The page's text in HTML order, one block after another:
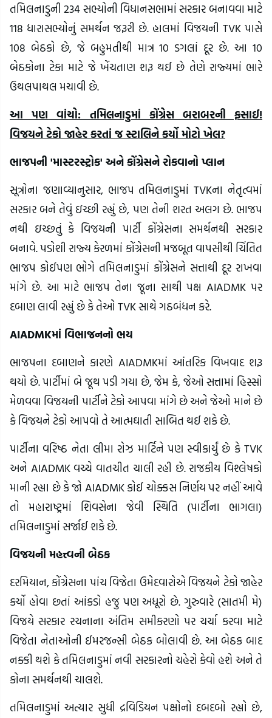
તમિલનાડુની 234 સભ્યોની વિધાનસભામાં સરકાર બનાવવા માટે
118 ધારાસભ્યોનું સમર્થન જરૂરી છે. હાલમાં વિજયની TVK પાસે
108 બેઠકો છે, જે બહુમતીથી માત્ર 10 ડગલાં દૂર છે. આ 10
બેઠકોના ટેકા માટે જે ખેંચતાણ શરૂ થઈ છે તેણે રાજ્યમાં ભારે
ઉથલપાથલ મચાવી છે.
આ પણ વાંચો: તમિલનાડુમાં કોંગ્રેસ બરાબરની ફસાઈ!
વિજયને ટેકો જાહેર કરતાં જ સ્ટાલિને કર્યો મોટો ખેલ?
ભાજપની 'માસ્ટરસ્ટ્રોક' અને કોંગ્રેસને રોકવાનો પ્લાન
સૂત્રોના જણાવ્યાનુસાર, ભાજપ તમિલનાડુમાં TVKના નેતૃત્વમાં
સરકાર બને તેવું ઇચ્છી રહ્યું છે, પણ તેની શરત અલગ છે. ભાજપ
નથી ઇચ્છતું કે વિજયની પાર્ટી કોંગ્રેસના સમર્થનથી સરકાર
બનાવે. પડોશી રાજ્ય કેરળમાં કોંગ્રેસની મજબૂત વાપસીથી ચિંતિત
ભાજપ કોઈપણ ભોગે તમિલનાડુમાં કોંગ્રેસને સત્તાથી દૂર રાખવા
માંગે છે. આ માટે ભાજપ તેના જૂના સાથી પક્ષ AIADMK પર
દબાણ લાવી રહ્યું છે કે તેઓ TVK સાથે ગઠબંધન કરે.
AIADMKમાં વિભાજનનો ભય
ભાજપના દબાણને કારણે AIADMKમાં આંતરિક વિખવાદ શરૂ
થયો છે. પાર્ટીમાં બે જૂથ પડી ગયા છે, જેમ કે, જેઓ સત્તામાં હિસ્સો
મેળવવા વિજયની પાર્ટીને ટેકો આપવા માંગે છે અને જેઓ માને છે
કે વિજયને ટેકો આપવો તે આત્મઘાતી સાબિત થઈ શકે છે.
પાર્ટીના વરિષ્ઠ નેતા લીમા રોઝ માર્ટિને પણ સ્વીકાર્યું છે કે TVK
અને AIADMK વચ્ચે વાતચીત ચાલી રહી છે. રાજકીય વિશ્લેષકો
માની રહ્યા છે કે જો AIADMK કોઈ ચોક્કસ નિર્ણય પર નહીં આવે
તો મહારાષ્ટ્રમાં શિવસેના જેવી સ્થિતિ (પાર્ટીના ભાગલા)
તમિલનાડુમાં સર્જાઈ શકે છે.
વિજયની મહત્ત્વની બેઠક
દરમિયાન, કોંગ્રેસના પાંચ વિજેતા ઉમેદવારોએ વિજયને ટેકો જાહેર
કર્યો હોવા છતાં આંકડો હજુ પણ અધૂરો છે. ગુરુવારે (સાતમી મે)
વિજયે સરકાર રચનાના અંતિમ સમીકરણો પર ચર્ચા કરવા માટે
વિજેતા નેતાઓની ઈમરજન્સી બેઠક બોલાવી છે. આ બેઠક બાદ
નક્કી થશે કે તમિલનાડુમાં નવી સરકારનો ચહેરો કેવો હશે અને તે
કોના સમર્થનથી ચાલશે.
તમિલનાડુમાં અત્યાર સુધી દ્રવિડિયન પક્ષોનો દબદબો રહ્યો છે,